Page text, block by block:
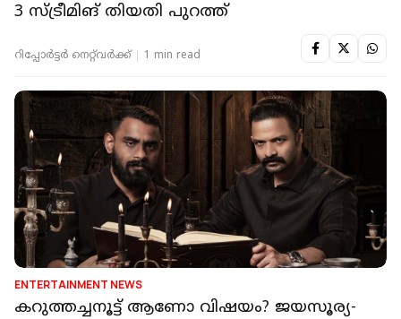
3 സ്ട്രീമിങ് തിയതി പുറത്ത്
റിപ്പോർട്ടർ നെറ്റ്‌വര്‍ക്ക്‌ 1 min read
ENTERTAINMENT NEWS
കറുത്തച്ചനൂട്ട് ആണോ വിഷയം? ജയസൂര്യ-